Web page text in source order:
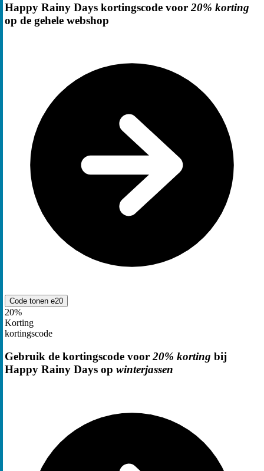
Happy Rainy Days kortingscode voor 20% korting
op de gehele webshop
Code tonen e20
20%
Korting
kortingscode
Gebruik de kortingscode voor 20% korting bij
Happy Rainy Days op winterjassen